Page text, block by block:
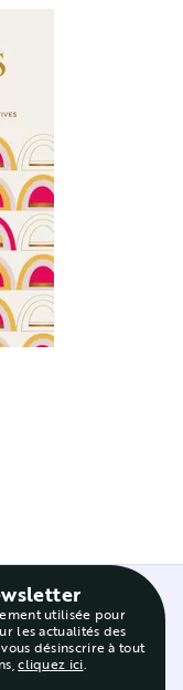
utilisée pour
les actualités des
désinscrire à tout
cliquez ici.